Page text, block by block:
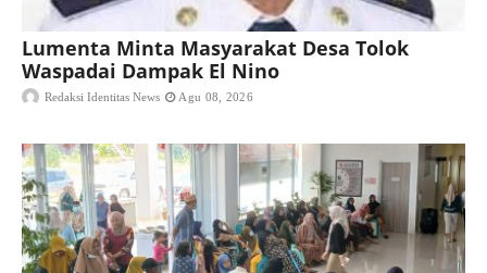
Lumenta Minta Masyarakat Desa Tolok
Waspadai Dampak El Nino
Redaksi Identitas News Agu 08, 2026